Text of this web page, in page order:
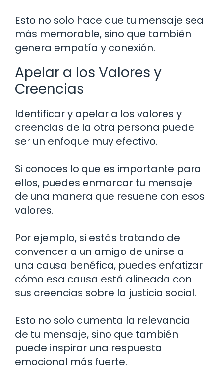
Esto no solo hace que tu mensaje sea
más memorable, sino que también
genera empatía y conexión.
Apelar a los Valores y
Creencias
Identificar y apelar a los valores y
creencias de la otra persona puede
ser un enfoque muy efectivo.
Si conoces lo que es importante para
ellos, puedes enmarcar tu mensaje
de una manera que resuene con esos
valores.
Por ejemplo, si estás tratando de
convencer a un amigo de unirse a
una causa benéfica, puedes enfatizar
cómo esa causa está alineada con
sus creencias sobre la justicia social.
Esto no solo aumenta la relevancia
de tu mensaje, sino que también
puede inspirar una respuesta
emocional más fuerte.